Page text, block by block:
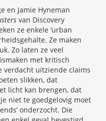
en Jamie Hyneman
van Discovery
ze enkele ‘urban
Ze maken
Zo laten ze veel
met kritisch
verdacht uitziende claims
slikken, dat
licht kan brengen, dat
niet te goedgelovig moet
onderzocht. Die